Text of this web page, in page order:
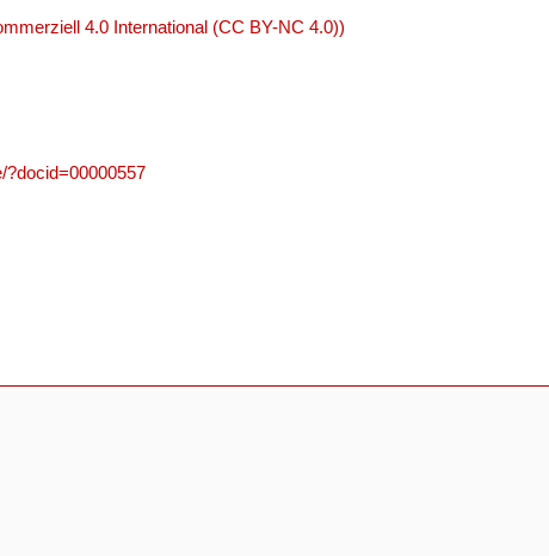
4.0 International (CC BY-NC 4.0))
?docid=00000557